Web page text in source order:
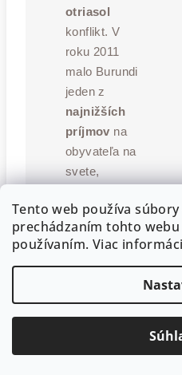
Tento web používa
prechádzaním tohto
používaním. Viac
otriasol
konflikt. V
roku 2011
malo Burundi
jeden z
najnižších
príjmov na
obyvateľa na
svete,
obyvateľ
stva bolo
odkázaných
na kávu ako